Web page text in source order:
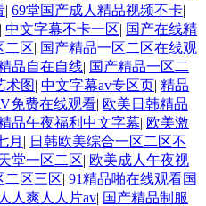
| 69堂国产成人精品视频不卡|
| 中文字幕不卡一区| 国产在线精
二区| 国产精品一区二区在线观
品自在自线| 国产精品一区二
术图| 中文字幕av专区页| 精品
免费在线观看| 欧美日韩精品
品午夜福利中文字幕| 欧美激
月 | 日韩欧美综合一区二区不
堂一区二区| 欧美成人午夜视
二区三区| 91精品啪在线观看国
人爽人人片av| 国产精品制服